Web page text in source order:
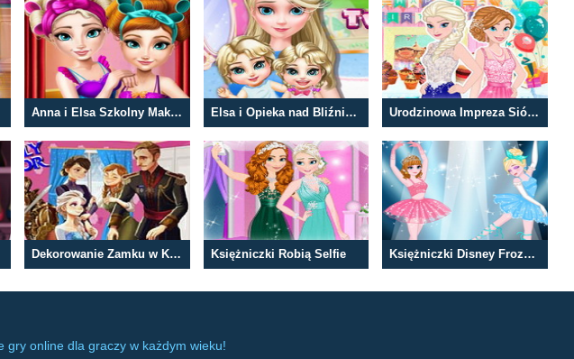
Anna i Elsa Szkolny Makijaż Elsa i Opieka nad Bliźniakami Urodzinowa Impreza Sióstr z Krainy Lodu
Dekorowanie Zamku w Krainie Lodu Księżniczki Robią Selfie Księżniczki Disney Frozen Balet
online dla graczy w każdym wieku!